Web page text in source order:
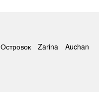
Островок Zarina
Auchan